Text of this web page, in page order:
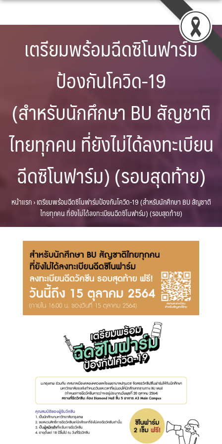
Skip
Search
เตรียมพร้อมฉีดซิโนฟาร์ม
ป้องกันโควิด-19
(สำหรับนักศึกษา BU สัญชาติ
ไทยทุกคน ที่ยังไม่ได้ลงทะเบียน
ฉีดซิโนฟาร์ม) (รอบสุดท้าย)
หน้าแรก›เตรียมพร้อมฉีดซิโนฟาร์มป้องกันโควิด-19 (สำหรับนักศึกษา BU สัญชาติ
ไทยทุกคน ที่ยังไม่ได้ลงทะเบียนฉีดซิโนฟาร์ม) (รอบสุดท้าย)